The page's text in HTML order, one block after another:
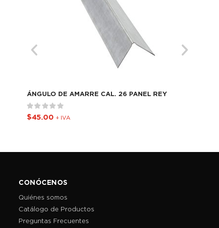
ÁNGULO DE AMARRE CAL. 26 PANEL REY
$45.00 + IVA
CONÓCENOS
Quiénes somos
Catálogo de Productos
Preguntas Frecuentes